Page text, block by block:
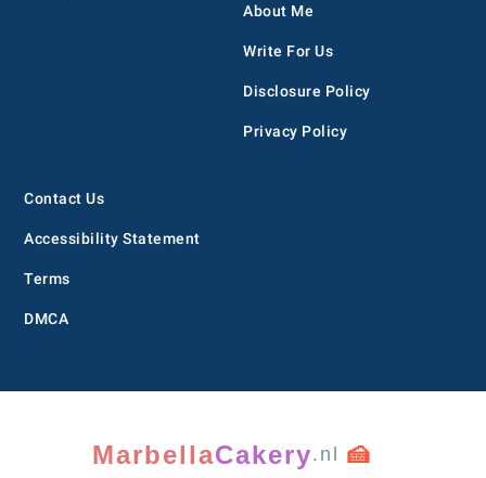
About Me
Write For Us
Disclosure Policy
Privacy Policy
Contact Us
Accessibility Statement
Terms
DMCA
MarbellaCakery.nl 🍰